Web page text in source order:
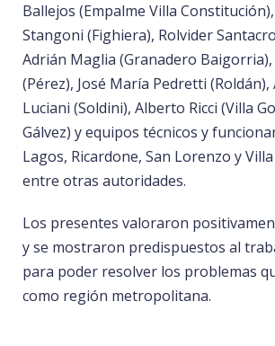
Ballejos (Empalme Villa
Stangoni (Fighiera), Rolvider
Adrián Maglia (Granadero
(Pérez), José María Pedretti
Luciani (Soldini), Alberto Ricci (Villa
Gálvez) y equipos técnicos y
Lagos, Ricardone, San Lorenzo y
entre otras autoridades.
Los presentes valoraron
y se mostraron predispuestos al
para poder resolver los problemas
como región metropolitana.